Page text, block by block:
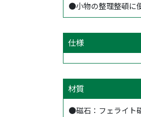
●小物の整理整頓に
仕様
材質
●磁石：フェライト